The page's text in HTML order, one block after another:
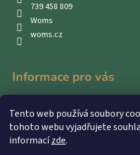
Tento web používá soubory
tohoto webu vyjadřujete
informacízde.
739 458 809
Woms
woms.cz
Informace pro vás
Obchodní podmínky
Podmínky ochrany osobních údajů